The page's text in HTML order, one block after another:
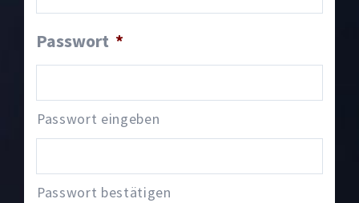
Passwort *
Passwort eingeben
Passwort bestätigen